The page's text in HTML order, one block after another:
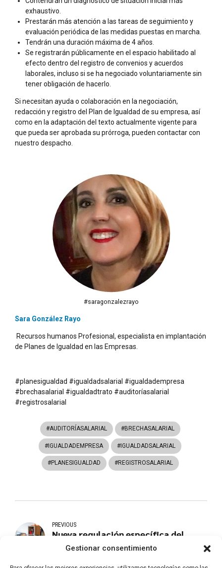
Gestionar consentimiento
exhaustivo.
Prestarán más atención a las tareas de seguimiento y
evaluación periódica de las medidas puestas en marcha.
Tendrán una duración máxima de 4 años.
Se registrarán públicamente en el espacio habilitado al
efecto dentro del registro de convenios y acuerdos
laborales, incluso si se ha negociado voluntariamente sin
tener obligación de hacerlo.
Si necesitan ayuda o colaboración en la negociación,
redacción y registro del Plan de Igualdad de su empresa, así
como en la adaptación del texto actualmente vigente para
que pueda ser aprobada su prórroga, pueden contactar con
nuestro despacho.
#saragonzalezrayo
Sara González Rayo
Recursos humanos Profesional, especialista en implantación
de Planes de Igualdad en las Empresas.
#planesigualdad #igualdadsalarial #igualdadempresa
#brechasalarial #igualdadtrato #auditoríasalarial
#registrosalarial
#AUDITORÍASALARIAL #BRECHASALARIAL
#IGUALDADEMPRESA #IGUALDADSALARIAL
#PLANESIGUALDAD #REGISTROSALARIAL
PREVIOUS
Nueva regulación específica del
trabajo a distancia